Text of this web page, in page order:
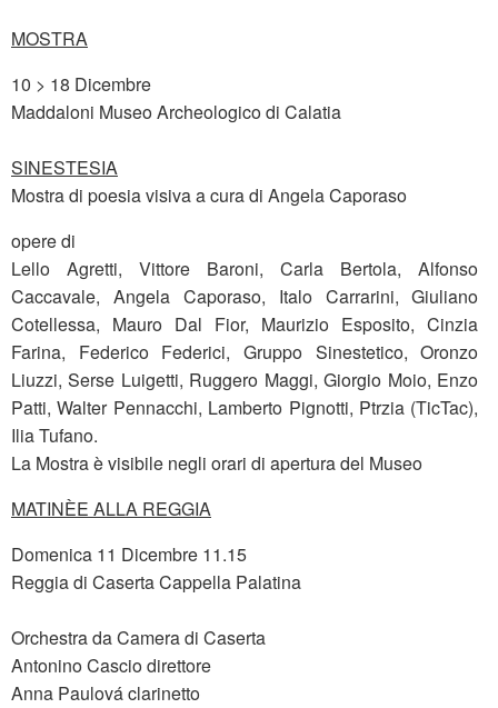
MOSTRA
10 > 18 Dicembre
Maddaloni Museo Archeologico di Calatia
SINESTESIA
Mostra di poesia visiva a cura di Angela Caporaso
opere di
Lello Agretti, Vittore Baroni, Carla Bertola, Alfonso
Caccavale, Angela Caporaso, Italo Carrarini, Giuliano
Cotellessa, Mauro Dal Fior, Maurizio Esposito, Cinzia
Farina, Federico Federici, Gruppo Sinestetico, Oronzo
Liuzzi, Serse Luigetti, Ruggero Maggi, Giorgio Moio, Enzo
Patti, Walter Pennacchi, Lamberto Pignotti, Ptrzia (TicTac),
Ilia Tufano.
La Mostra è visibile negli orari di apertura del Museo
MATINÈE ALLA REGGIA
Domenica 11 Dicembre 11.15
Reggia di Caserta Cappella Palatina
Orchestra da Camera di Caserta
Antonino Cascio direttore
Anna Paulová clarinetto